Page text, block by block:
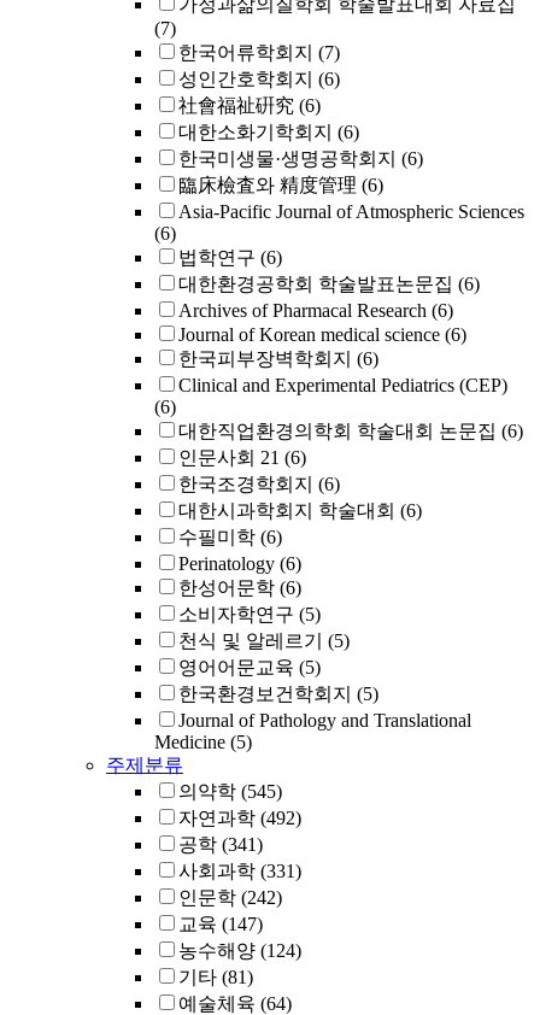
가정과삶의질학회 학술발표대회 자료집
(7)
한국어류학회지 (7)
성인간호학회지 (6)
社會福祉硏究 (6)
대한소화기학회지 (6)
한국미생물·생명공학회지 (6)
臨床檢査와 精度管理 (6)
Asia-Pacific Journal of Atmospheric Sciences
(6)
법학연구 (6)
대한환경공학회 학술발표논문집 (6)
Archives of Pharmacal Research (6)
Journal of Korean medical science (6)
한국피부장벽학회지 (6)
Clinical and Experimental Pediatrics (CEP)
(6)
대한직업환경의학회 학술대회 논문집 (6)
인문사회 21 (6)
한국조경학회지 (6)
대한시과학회지 학술대회 (6)
수필미학 (6)
Perinatology (6)
한성어문학 (6)
소비자학연구 (5)
천식 및 알레르기
(5)
영어어문교육 (5)
한국환경보건학회지 (5)
Journal of Pathology and Translational
Medicine (5)
주제분류
의약학 (545)
자연과학 (492)
공학 (341)
사회과학 (331)
인문학 (242)
교육 (147)
농수해양 (124)
기타 (81)
예술체육 (64)